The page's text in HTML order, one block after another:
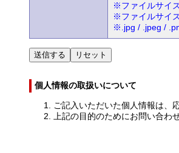
※ファイルサイ
※ファイルサイ
※.jpg / .jpeg /
個人情報の取扱いについて
ご記入いただいた個人情報は、
上記の目的のためにお問い合わ